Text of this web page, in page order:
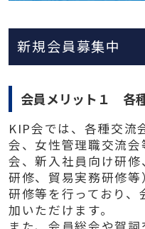
新規会員募集中
会員メリット１ 各
KIP会では、各種交流
会、女性管理職交流
会、新⼊社員向け研
研修、貿易実務研修
研修等を⾏っており
加いただけます。